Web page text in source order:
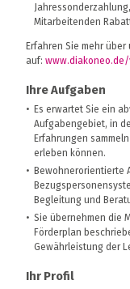
Mitarbeitenden
Erfahren Sie mehr
auf:
Ihre Aufgaben
Es erwartet Sie ein
Aufgabengebiet, in
Erfahrungen
erleben können.
Bewohnerorientierte
Begleitung und
Sie übernehmen die
Förderplan
Gewährleistung der
Ihr Profil